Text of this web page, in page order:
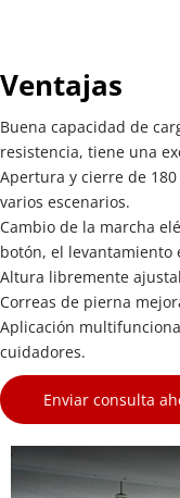
Ventajas
Buena capacidad de
resistencia, tiene una
Apertura y cierre de
varios escenarios.
Cambio de la marcha
botón, el levantamiento
Altura libremente
Correas de pierna
Aplicación
cuidadores.
Enviar consulta